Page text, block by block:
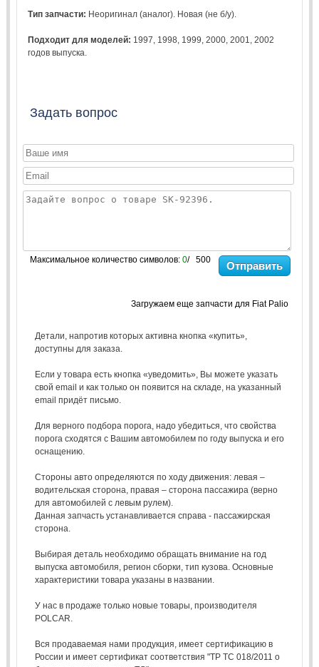
Тип запчасти: Неоригинал (аналог). Новая (не б/у).
Подходит для моделей: 1997 1998 1999 ,2000 ,2001 ,2002
годов выпуска.
Задать вопрос
Максимальное количество символов: 0/ 500 Отправить
Загружаем еще запчасти для Fiat Palio
Детали, напротив которых активна кнопка «купить»,
доступны для заказа.
Если у товара есть кнопка «уведомить», Вы можете указать
свой email и как только он появится на складе, на указанный
email придёт письмо.
Для верного подбора порога, надо убедиться, что свойства
порога сходятся с Вашим автомобилем по году выпуска и его
оснащению.
Стороны авто определяются по ходу движения: левая –
водительская сторона, правая – сторона пассажира (верно
для автомобилей с левым рулем).
Данная запчасть устанавливается справа - пассажирская
сторона.
Выбирая деталь необходимо обращать внимание на год
выпуска автомобиля, регион сборки, тип кузова. Основные
характеристики товара указаны в названии.
У нас в продаже только новые товары, производителя
POLCAR.
Вся продаваемая нами продукция, имеет сертификацию в
России и имеет сертификат соответствия "ТР ТС 018/2011 о